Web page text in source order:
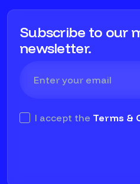
Subscribe to our
newsletter.
I accept the Terms &